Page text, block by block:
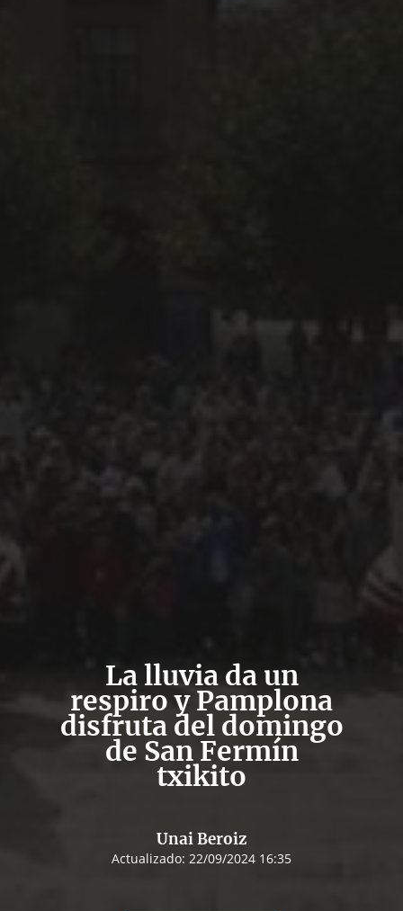
La lluvia da un
respiro y Pamplona
disfruta del domingo
de San Fermín
txikito
Unai Beroiz
Actualizado: 22/09/2024 16:35